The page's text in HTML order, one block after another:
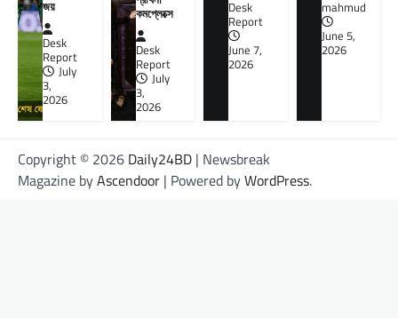
জয়
Desk
Report
July
3,
2026
কমপ্লেক্সে
Desk
Report
July
3,
2026
Desk
Report
June 7,
2026
mahmud
June 5,
2026
Copyright © 2026 Daily24BD | Newsbreak
Magazine byAscendoor | Powered byWordPress.